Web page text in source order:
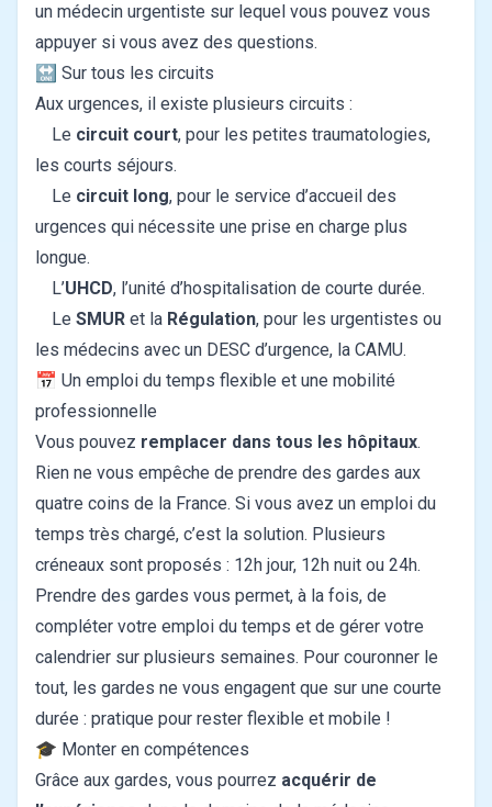
un médecin urgentiste sur lequel vous pouvez vous
appuyer si vous avez des questions.
🔛 Sur tous les circuits
Aux urgences, il existe plusieurs circuits :
Le circuit court, pour les petites traumatologies,
les courts séjours.
Le circuit long, pour le service d’accueil des
urgences qui nécessite une prise en charge plus
longue.
L’UHCD, l’unité d’hospitalisation de courte durée.
Le SMUR et la Régulation, pour les urgentistes ou
les médecins avec un DESC d’urgence, la CAMU.
📅 Un emploi du temps flexible et une mobilité
professionnelle
Vous pouvez remplacer dans tous les hôpitaux.
Rien ne vous empêche de prendre des gardes aux
quatre coins de la France. Si vous avez un emploi du
temps très chargé, c’est la solution. Plusieurs
créneaux sont proposés : 12h jour, 12h nuit ou 24h.
Prendre des gardes vous permet, à la fois, de
compléter votre emploi du temps et de gérer votre
calendrier sur plusieurs semaines. Pour couronner le
tout, les gardes ne vous engagent que sur une courte
durée : pratique pour rester flexible et mobile !
🎓 Monter en compétences
Grâce aux gardes, vous pourrez acquérir de